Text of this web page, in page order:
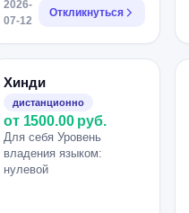
2026-
07-12
Откликнуться
Хинди
дистанционно
от 1500.00 руб.
Для себя Уровень
владения языком:
нулевой